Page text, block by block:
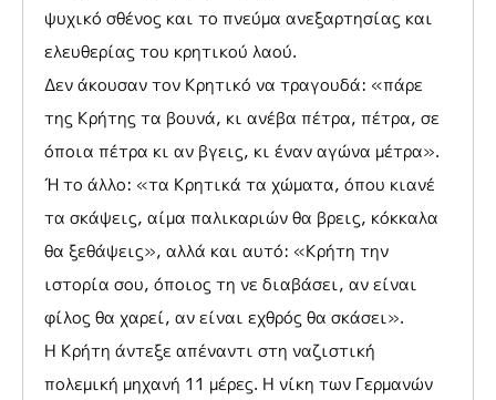
ψυχικό σθένος και το πνεύμα ανεξαρτησίας και
ελευθερίας του κρητικού λαού.
Δεν άκουσαν τον Κρητικό να τραγουδά: «πάρε
της Κρήτης τα βουνά, κι ανέβα πέτρα, πέτρα, σε
όποια πέτρα κι αν βγεις, κι έναν αγώνα μέτρα».
Ή το άλλο: «τα Κρητικά τα χώματα, όπου κιανέ
τα σκάψεις, αίμα παλικαριών θα βρεις, κόκκαλα
θα ξεθάψεις», αλλά και αυτό: «Κρήτη την
ιστορία σου, όποιος τη νε διαβάσει, αν είναι
φίλος θα χαρεί, αν είναι εχθρός θα σκάσει».
Η Κρήτη άντεξε απέναντι στη ναζιστική
πολεμική μηχανή 11 μέρες. Η νίκη των Γερμανών